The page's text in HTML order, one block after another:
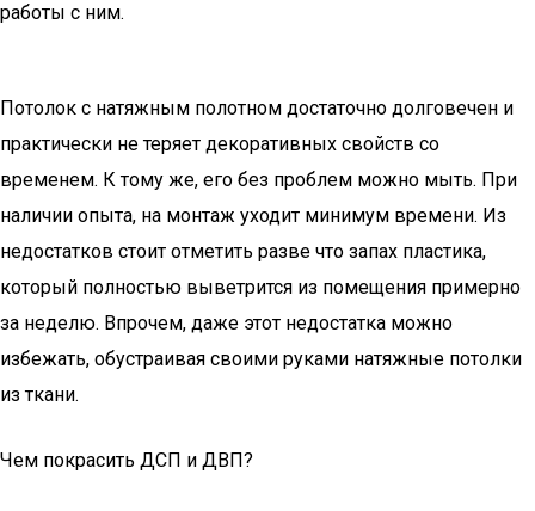
работы с ним.
Потолок с натяжным полотном достаточно долговечен и
практически не теряет декоративных свойств со
временем. К тому же, его без проблем можно мыть. При
наличии опыта, на монтаж уходит минимум времени. Из
недостатков стоит отметить разве что запах пластика,
который полностью выветрится из помещения примерно
за неделю. Впрочем, даже этот недостатка можно
избежать, обустраивая своими руками натяжные потолки
из ткани.
Чем покрасить ДСП и ДВП?